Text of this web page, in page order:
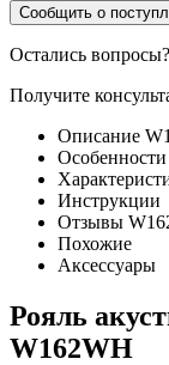
Сообщить о
Остались вопросы?
Получите
Описание
Особенности
Инструкции
Отзывы
Похожие
Аксессуары
Рояль
W162WH